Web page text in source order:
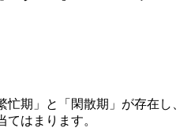
期」と「閑散期」が存在し、
てはまります。